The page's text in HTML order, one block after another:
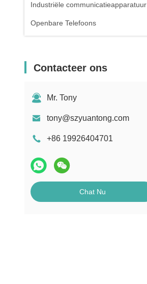
Industriële communicatieapparatuur
Openbare Telefoons
Contacteer ons
Mr. Tony
tony@szyuantong.com
+86 19926404701
Chat Nu